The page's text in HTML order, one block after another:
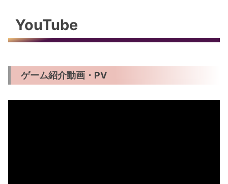
YouTube
ゲーム紹介動画・PV